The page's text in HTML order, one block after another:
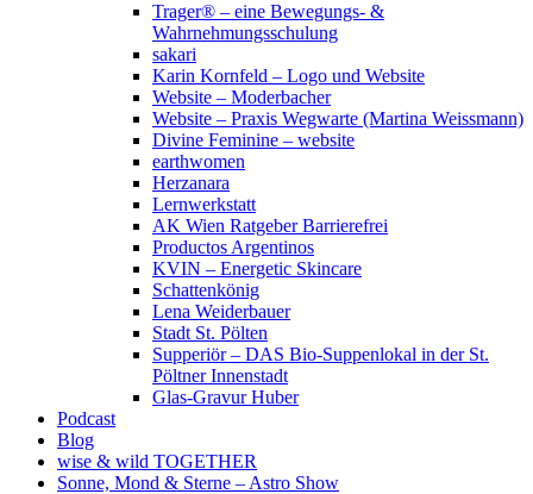
Trager® – eine Bewegungs- &
Wahrnehmungsschulung
sakari
Karin Kornfeld – Logo und Website
Website – Moderbacher
Website – Praxis Wegwarte (Martina Weissmann)
Divine Feminine – website
earthwomen
Herzanara
Lernwerkstatt
AK Wien Ratgeber Barrierefrei
Productos Argentinos
KVIN – Energetic Skincare
Schattenkönig
Lena Weiderbauer
Stadt St. Pölten
Supperiör – DAS Bio-Suppenlokal in der St.
Pöltner Innenstadt
Glas-Gravur Huber
Podcast
Blog
wise & wild TOGETHER
Sonne, Mond & Sterne – Astro Show